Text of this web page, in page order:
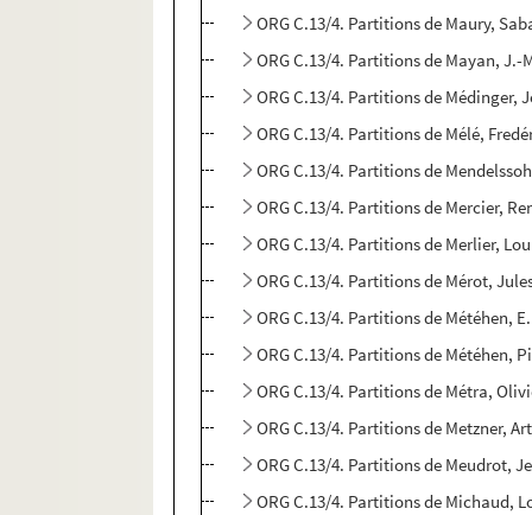
ORG C.13/4. Partitions de Maury,
ORG C.13/4. Partitions de Mayan,
ORG C.13/4. Partitions de Médinger,
ORG C.13/4.
ORG C.13/4.
ORG C.13/4. Partitions de Mercier,
ORG C.13/4. Partitions de Merlier,
ORG C.13/4. Partitions de Mérot,
ORG C.13/4. Partitions de Météhen,
ORG C.13/4. Partitions de Météhen,
ORG C.13/4. Partitions de Métra,
ORG C.13/4. Partitions de Metzner,
ORG C.13/4. Partitions de Meudrot,
ORG C.13/4. Partitions de Michaud,